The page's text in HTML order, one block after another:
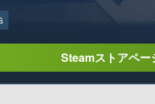
Steamストアペー